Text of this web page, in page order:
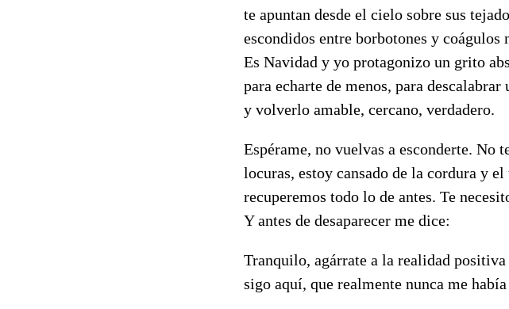
te apuntan desde el cielo sobre sus
escondidos entre borbotones y coágulos
Es Navidad y yo protagonizo un grito
para echarte de menos, para
y volverlo amable, cercano, verdadero. 
Espérame, no vuelvas a esconderte. No
locuras, estoy cansado de la cordura y
recuperemos todo lo de antes. Te
Y antes de desaparecer me dice:
Tranquilo, agárrate a la realidad
sigo aquí, que realmente nunca me